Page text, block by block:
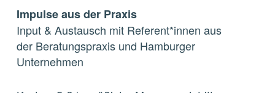
Impulse aus der Praxis
Input & Austausch mit Referent*innen aus
der Beratungspraxis und Hamburger
Unternehmen